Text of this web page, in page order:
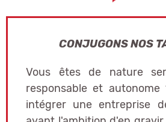
CONJUGONS NOS
Vous êtes de nature
responsable et autonome
intégrer une entreprise